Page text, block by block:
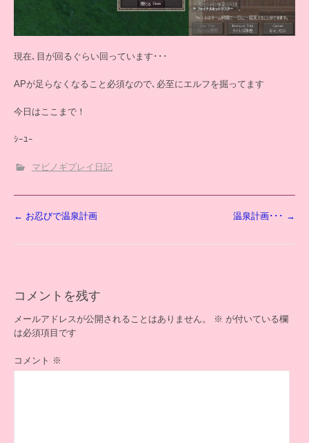
現在､目が回るぐらい回っています･･･
APが足らなくなること必須なので､必至にエルフを掘ってます
今日はここまで！
ｼｰﾕｰ
マビノギプレイ日記
投
ナ
シ
ョ
ン
← お忍びで温泉計画 温泉計画･･･ →
コメントを残す
メールアドレスが公開されることはありません。 ※ が付いている欄
は必須項目です
コメント ※